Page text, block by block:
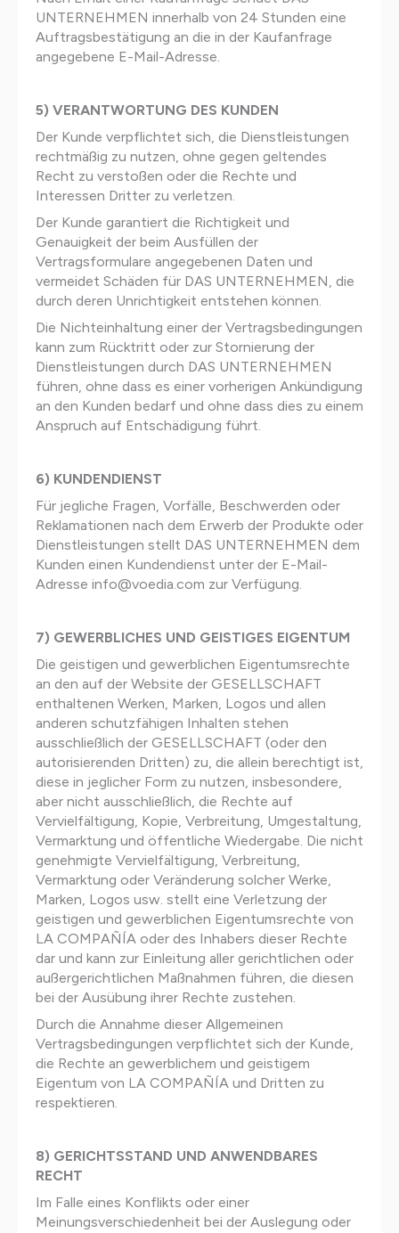
UNTERNEHMEN innerhalb von 24 Stunden eine
Auftragsbestätigung an die in der Kaufanfrage
angegebene E-Mail-Adresse.
5) VERANTWORTUNG DES KUNDEN
Der Kunde verpflichtet sich, die Dienstleistungen
rechtmäßig zu nutzen, ohne gegen geltendes
Recht zu verstoßen oder die Rechte und
Interessen Dritter zu verletzen.
Der Kunde garantiert die Richtigkeit und
Genauigkeit der beim Ausfüllen der
Vertragsformulare angegebenen Daten und
vermeidet Schäden für DAS UNTERNEHMEN, die
durch deren Unrichtigkeit entstehen können.
Die Nichteinhaltung einer der Vertragsbedingungen
kann zum Rücktritt oder zur Stornierung der
Dienstleistungen durch DAS UNTERNEHMEN
führen, ohne dass es einer vorherigen Ankündigung
an den Kunden bedarf und ohne dass dies zu einem
Anspruch auf Entschädigung führt.
6) KUNDENDIENST
Für jegliche Fragen, Vorfälle, Beschwerden oder
Reklamationen nach dem Erwerb der Produkte oder
Dienstleistungen stellt DAS UNTERNEHMEN dem
Kunden einen Kundendienst unter der E-Mail-
Adresse info@voedia.com zur Verfügung.
7) GEWERBLICHES UND GEISTIGES EIGENTUM
Die geistigen und gewerblichen Eigentumsrechte
an den auf der Website der GESELLSCHAFT
enthaltenen Werken, Marken, Logos und allen
anderen schutzfähigen Inhalten stehen
ausschließlich der GESELLSCHAFT (oder den
autorisierenden Dritten) zu, die allein berechtigt ist,
diese in jeglicher Form zu nutzen, insbesondere,
aber nicht ausschließlich, die Rechte auf
Vervielfältigung, Kopie, Verbreitung, Umgestaltung,
Vermarktung und öffentliche Wiedergabe. Die nicht
genehmigte Vervielfältigung, Verbreitung,
Vermarktung oder Veränderung solcher Werke,
Marken, Logos usw. stellt eine Verletzung der
geistigen und gewerblichen Eigentumsrechte von
LA COMPAÑÍA oder des Inhabers dieser Rechte
dar und kann zur Einleitung aller gerichtlichen oder
außergerichtlichen Maßnahmen führen, die diesen
bei der Ausübung ihrer Rechte zustehen.
Durch die Annahme dieser Allgemeinen
Vertragsbedingungen verpflichtet sich der Kunde,
die Rechte an gewerblichem und geistigem
Eigentum von LA COMPAÑÍA und Dritten zu
respektieren.
8) GERICHTSSTAND UND ANWENDBARES
RECHT
Im Falle eines Konflikts oder einer
Meinungsverschiedenheit bei der Auslegung oder